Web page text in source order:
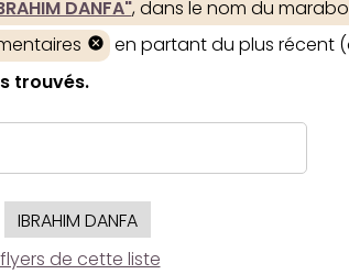
DANFA", dans le nom du
en partant du plus récent
trouvés.
IBRAHIM DANFA
de cette liste